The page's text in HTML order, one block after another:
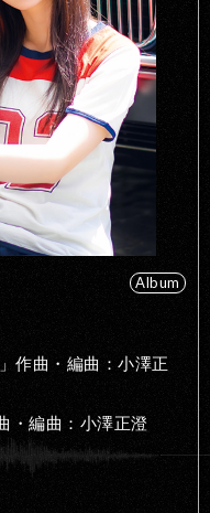
Album
作曲・編曲：小澤正
・編曲：小澤正澄